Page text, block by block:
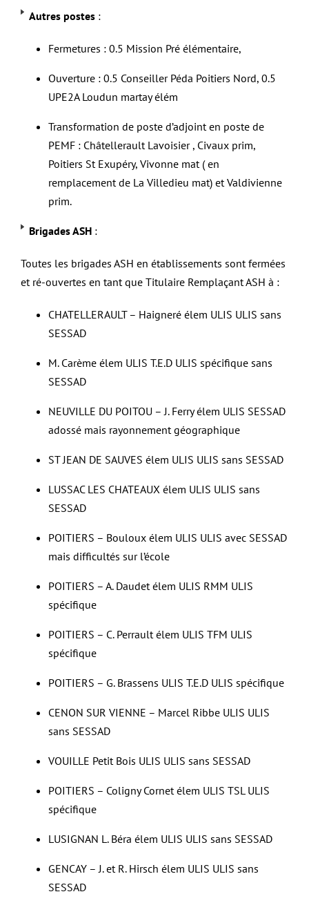
Autres postes :
Fermetures : 0.5 Mission Pré élémentaire,
Ouverture : 0.5 Conseiller Péda Poitiers Nord, 0.5
UPE2A Loudun martay élém
Transformation de poste d’adjoint en poste de
PEMF : Châtellerault Lavoisier , Civaux prim,
Poitiers St Exupéry, Vivonne mat ( en
remplacement de La Villedieu mat) et Valdivienne
prim.
Brigades ASH :
Toutes les brigades ASH en établissements sont fermées
et ré-ouvertes en tant que Titulaire Remplaçant ASH à :
CHATELLERAULT – Haigneré élem ULIS ULIS sans
SESSAD
M. Carème élem ULIS T.E.D ULIS spécifique sans
SESSAD
NEUVILLE DU POITOU – J. Ferry élem ULIS SESSAD
adossé mais rayonnement géographique
ST JEAN DE SAUVES élem ULIS ULIS sans SESSAD
LUSSAC LES CHATEAUX élem ULIS ULIS sans
SESSAD
POITIERS – Bouloux élem ULIS ULIS avec SESSAD
mais difficultés sur l’école
POITIERS – A. Daudet élem ULIS RMM ULIS
spécifique
POITIERS – C. Perrault élem ULIS TFM ULIS
spécifique
POITIERS – G. Brassens ULIS T.E.D ULIS spécifique
CENON SUR VIENNE – Marcel Ribbe ULIS ULIS
sans SESSAD
VOUILLE Petit Bois ULIS ULIS sans SESSAD
POITIERS – Coligny Cornet élem ULIS TSL ULIS
spécifique
LUSIGNAN L. Béra élem ULIS ULIS sans SESSAD
GENCAY – J. et R. Hirsch élem ULIS ULIS sans
SESSAD